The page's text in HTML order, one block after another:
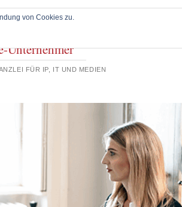
Unternehmer
FÜR IP, IT UND MEDIEN
von Cookies zu.